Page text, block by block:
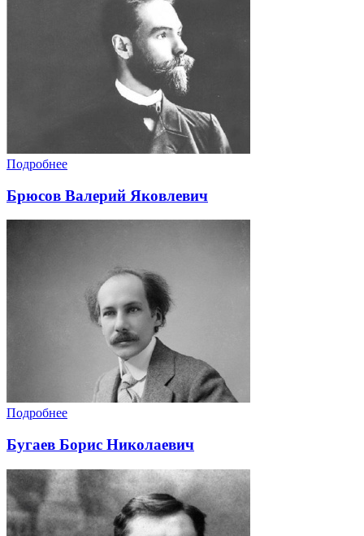
Подробнее
Брюсов Валерий Яковлевич
Подробнее
Бугаев Борис Николаевич